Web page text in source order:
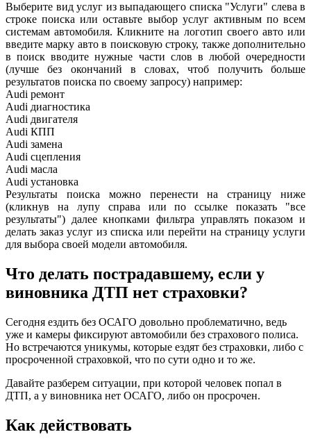
Выберите вид услуг из выпадающего списка "Услуги" слева в
строке поиска или оставьте выбор услуг активным по всем
системам автомобиля. Кликните на логотип своего авто или
введите марку авто в поисковую строку, также дополнительно
в поиск вводите нужные части слов в любой очередности
(лучше без окончаний в словах, чтоб получить больше
результатов поиска по своему запросу) например:
Audi ремонт
Audi диагностика
Audi двигателя
Audi КПП
Audi замена
Audi сцепления
Audi масла
Audi установка
Результаты поиска можно перенести на страницу ниже
(кликнув на лупу справа или по ссылке показать "все
результаты") далее кнопками фильтра управлять показом и
делать заказ услуг из списка или перейти на страницу услуги
для выбора своей модели автомобиля.
Что делать пострадавшему, если у
виновника ДТП нет страховки?
Сегодня ездить без ОСАГО довольно проблематично, ведь
уже и камеры фиксируют автомобили без страхового полиса.
Но встречаются уникумы, которые ездят без страховки, либо с
просроченной страховкой, что по сути одно и то же.
Давайте разберем ситуации, при которой человек попал в
ДТП, а у виновника нет ОСАГО, либо он просрочен.
Как действовать